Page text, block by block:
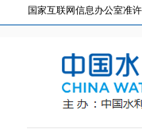
国家互联网信息办公室准